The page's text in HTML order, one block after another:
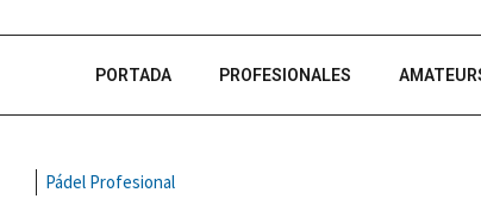
PORTADA PROFESIONALES
Pádel Profesional